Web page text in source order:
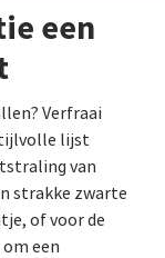
een
Verfraai
lijst
van
strakke zwarte
of voor de
een